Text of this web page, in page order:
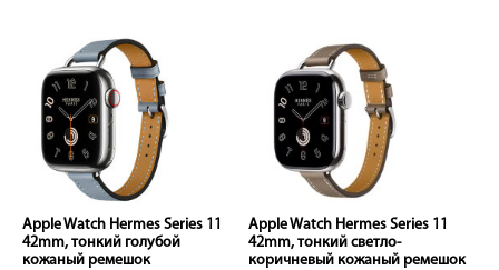
Apple Watch Hermes Series 11
42mm, тонкий голубой
кожаный ремешок
Apple Watch Hermes Series 11
42mm, тонкий светло-
коричневый кожаный ремешок